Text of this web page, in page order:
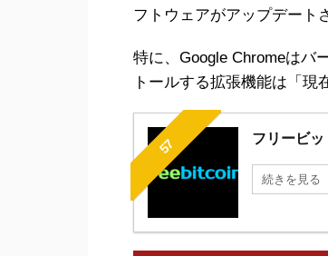
フトウェアがアップデート
特に、Google Chromeはバ
トールする拡張機能は「現
57 フリービ
続きを見る